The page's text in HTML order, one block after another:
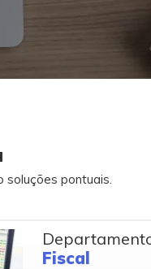
soluções pontuais.
Fiscal